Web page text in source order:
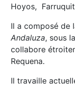
Hoyos,
Il a composé de
Andaluza, sous
collabore
Requena.
Il travaille